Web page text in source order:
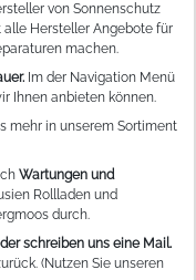
von Sonnenschutz
Hersteller Angebote für
machen.
Im der Navigation Menü
Ihnen anbieten können.
mehr in unserem Sortiment
Wartungen und
Rollladen und
durch.
schreiben uns eine Mail.
(Nutzen Sie unseren